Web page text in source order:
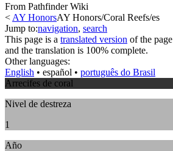
From Pathfinder Wiki
< AY HonorsAY Honors/Coral Reefs/es
Jump to:navigation, search
This page is a translated version of the page
and the translation is 100% complete.
Other languages:
English • ‎ español • ‎ português do Brasil
Arrecifes de coral
Nivel de destreza
1
Año